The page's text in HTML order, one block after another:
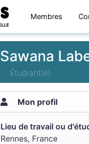
Membres
Sawana
Étudiant(e)
Mon profil
Lieu de travail ou
Rennes, France